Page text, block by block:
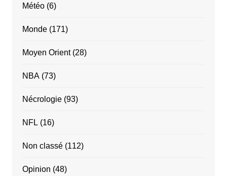
Météo(6)
Monde(171)
Moyen Orient(28)
NBA(73)
Nécrologie(93)
NFL (16)
Non classé(112)
Opinion (48)